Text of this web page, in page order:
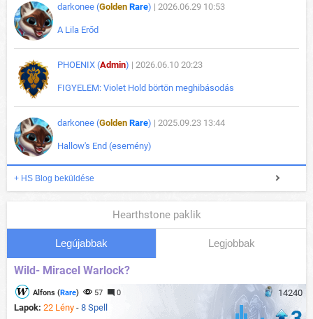
darkonee (Golden Rare) | 2026.06.29 10:53
A Lila Erőd
PHOENIX (Admin) | 2026.06.10 20:23
FIGYELEM: Violet Hold börtön meghibásodás
darkonee (Golden Rare) | 2025.09.23 13:44
Hallow's End (esemény)
+ HS Blog beküldése
Hearthstone paklik
Legújabbak Legjobbak
Wild- Miracel Warlock?
14240
Alfons (Rare) 57 0
Lapok: 22 Lény - 8 Spell